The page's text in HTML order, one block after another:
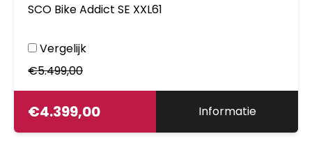
SCO Bike Addict SE XXL61
Vergelijk
€5.499,00
€4.399,00 Informatie